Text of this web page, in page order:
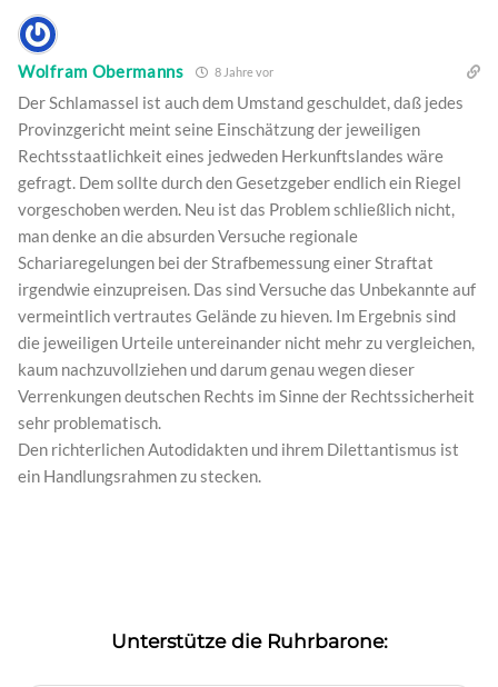
Wolfram Obermanns 8 Jahre vor
Der Schlamassel ist auch dem Umstand geschuldet, daß jedes
Provinzgericht meint seine Einschätzung der jeweiligen
Rechtsstaatlichkeit eines jedweden Herkunftslandes wäre
gefragt. Dem sollte durch den Gesetzgeber endlich ein Riegel
vorgeschoben werden. Neu ist das Problem schließlich nicht,
man denke an die absurden Versuche regionale
Schariaregelungen bei der Strafbemessung einer Straftat
irgendwie einzupreisen. Das sind Versuche das Unbekannte auf
vermeintlich vertrautes Gelände zu hieven. Im Ergebnis sind
die jeweiligen Urteile untereinander nicht mehr zu vergleichen,
kaum nachzuvollziehen und darum genau wegen dieser
Verrenkungen deutschen Rechts im Sinne der Rechtssicherheit
sehr problematisch.
Den richterlichen Autodidakten und ihrem Dilettantismus ist
ein Handlungsrahmen zu stecken.
Unterstütze die Ruhrbarone: